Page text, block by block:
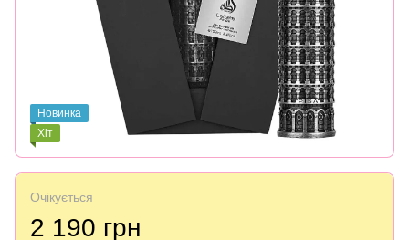
Новинка
Хіт
Очікується
2 190 грн